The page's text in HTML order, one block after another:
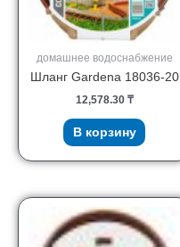
домашнее водоснабжение
Шланг Gardena 18036-20
12,578.30 ₸
В корзину